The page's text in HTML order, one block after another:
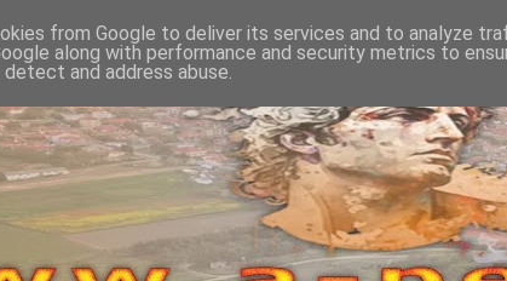
from Google to deliver its services and to analyze
along with performance and security metrics to
and address abuse.